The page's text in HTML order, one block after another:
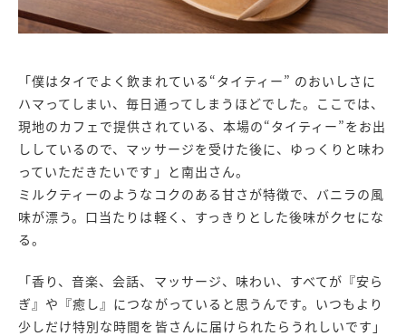
「僕はタイでよく飲まれている“タイティー” のおいしさに
ハマってしまい、毎日通ってしまうほどでした。ここでは、
現地のカフェで提供されている、本場の“タイティー”をお出
ししているので、マッサージを受けた後に、ゆっくりと味わ
っていただきたいです」と南出さん。
ミルクティーのようなコクのある甘さが特徴で、バニラの風
味が漂う。口当たりは軽く、すっきりとした後味がクセにな
る。
「香り、音楽、会話、マッサージ、味わい、すべてが『安ら
ぎ』や『癒し』につながっていると思うんです。いつもより
少しだけ特別な時間を皆さんに届けられたらうれしいです」